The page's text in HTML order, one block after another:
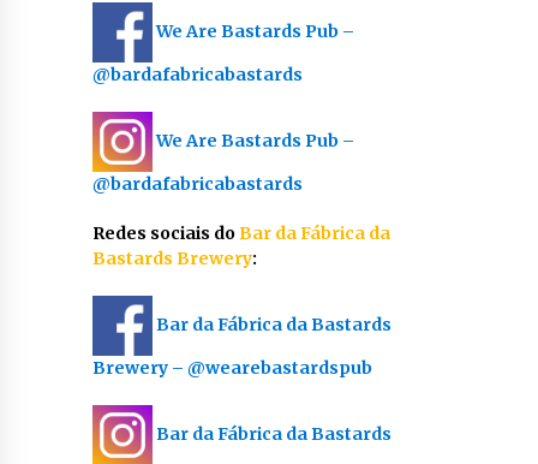
We Are Bastards Pub –
@bardafabricabastards
We Are Bastards Pub –
@bardafabricabastards
Redes sociais doBar da Fábrica da
Bastards Brewery:
Bar da Fábrica da Bastards
Brewery – @wearebastardspub
Bar da Fábrica da Bastards